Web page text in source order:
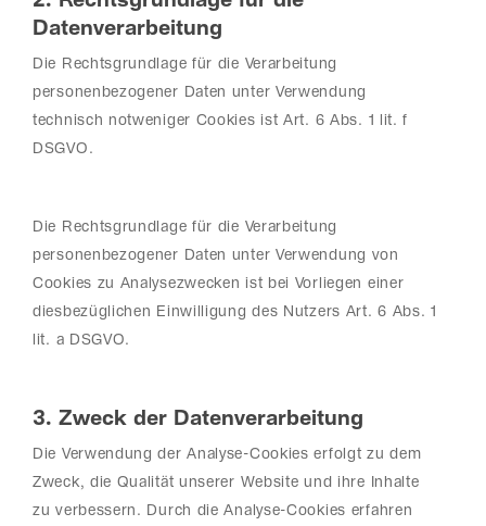
Datenverarbeitung
Die Rechtsgrundlage für die Verarbeitung
personenbezogener Daten unter Verwendung
technisch notweniger Cookies ist Art. 6 Abs. 1 lit. f
DSGVO.
Die Rechtsgrundlage für die Verarbeitung
personenbezogener Daten unter Verwendung von
Cookies zu Analysezwecken ist bei Vorliegen einer
diesbezüglichen Einwilligung des Nutzers Art. 6 Abs. 1
lit. a DSGVO.
3. Zweck der Datenverarbeitung
Die Verwendung der Analyse-Cookies erfolgt zu dem
Zweck, die Qualität unserer Website und ihre Inhalte
zu verbessern. Durch die Analyse-Cookies erfahren